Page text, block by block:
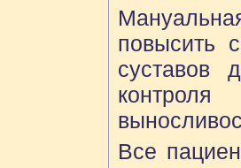
повысить
суставов
Все